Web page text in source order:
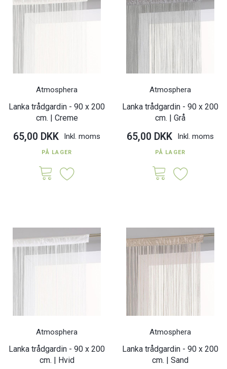
Atmosphera
Lanka trådgardin - 90 x 200
cm. | Creme
65,00 DKK Inkl. moms
PÅ LAGER
Atmosphera
Lanka trådgardin - 90 x 200
cm. | Grå
65,00 DKK Inkl. moms
PÅ LAGER
Atmosphera
Lanka trådgardin - 90 x 200
cm. | Hvid
Atmosphera
Lanka trådgardin - 90 x 200
cm. | Sand